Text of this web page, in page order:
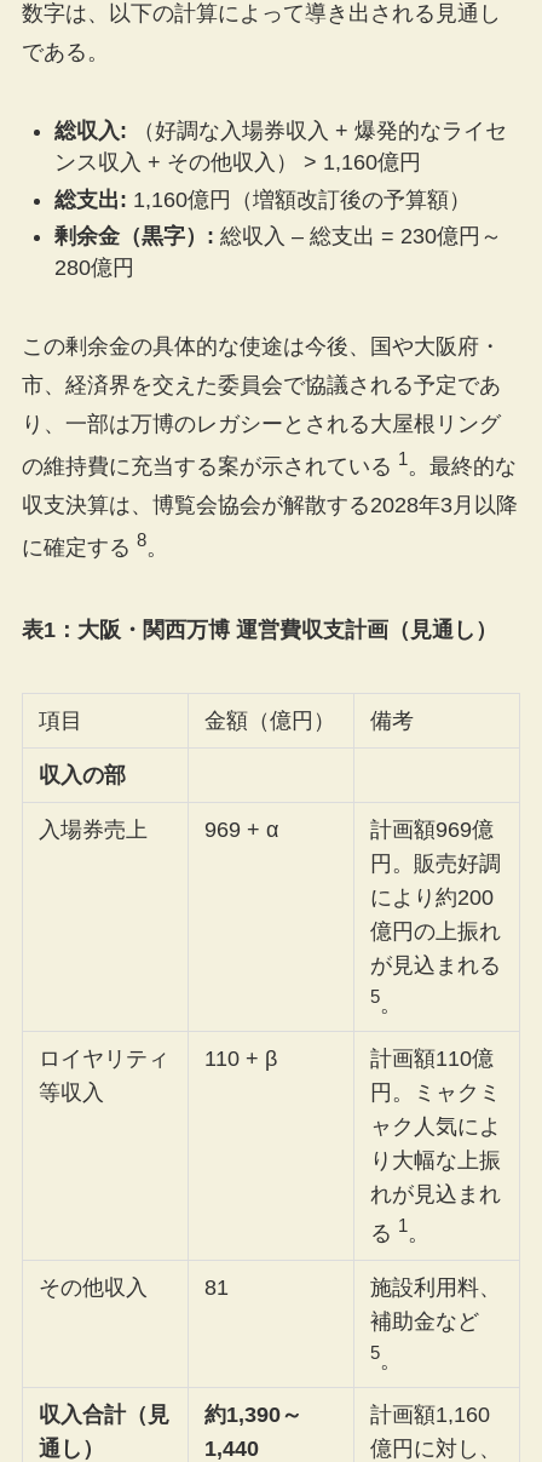
数字は、以下の計算によって導き出される見通し
である。
総収入: （好調な入場券収入 + 爆発的なライセ
ンス収入 + その他収入） > 1,160億円
総支出: 1,160億円（増額改訂後の予算額）
剰余金（黒字）: 総収入 – 総支出 = 230億円～
280億円
この剰余金の具体的な使途は今後、国や大阪府・
市、経済界を交えた委員会で協議される予定であ
り、一部は万博のレガシーとされる大屋根リング
の維持費に充当する案が示されている 1。最終的な
収支決算は、博覧会協会が解散する2028年3月以降
に確定する 8。
表1：大阪・関西万博 運営費収支計画（見通し）
項目 金額（億円） 備考
収入の部
入場券売上 969 + α
計画額969億
円。販売好調
により約200
億円の上振れ
が見込まれる
5。
ロイヤリティ
等収入
110 + β
計画額110億
円。ミャクミ
ャク人気によ
り大幅な上振
れが見込まれ
る 1。
その他収入 81
施設利用料、
補助金など
5。
収入合計（見
通し）
約1,390～
1,440
計画額1,160
億円に対し、